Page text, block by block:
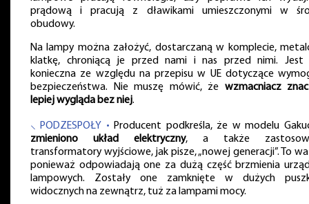
prądową i pracują z dławikami umieszczonymi w
obudowy.
Na lampy można założyć, dostarczaną w komplecie,
klatkę, chroniącą je przed nami i nas przed nimi. Jest
konieczna ze względu na przepisu w UE dotyczące
bezpieczeństwa. Nie muszę mówić, że wzmacniacz
lepiej wygląda bez niej.
⸜ PODZESPOŁY • Producent podkreśla, że w modelu
zmieniono układ elektryczny, a także
transformatory wyjściowe, jak pisze, „nowej generacji”. To
ponieważ odpowiadają one za dużą część brzmienia
lampowych. Zostały one zamknięte w dużych
widocznych na zewnątrz, tuż za lampami mocy.